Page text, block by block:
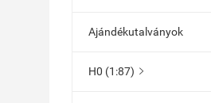
Ajándékutalványok
H0 (1:87) 